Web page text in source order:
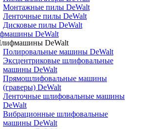
Монтажные пилы DeWalt
Ленточные пилы DeWalt
Дисковые пилы DeWalt
DeWalt
DeWalt
Полировальные машины DeWalt
Эксцентриковые шлифовальные
машины DeWalt
Прямошлифовальные машины
(граверы) DeWalt
Ленточные шлифовальные машины
DeWalt
Вибрационные шлифовальные
машины DeWalt